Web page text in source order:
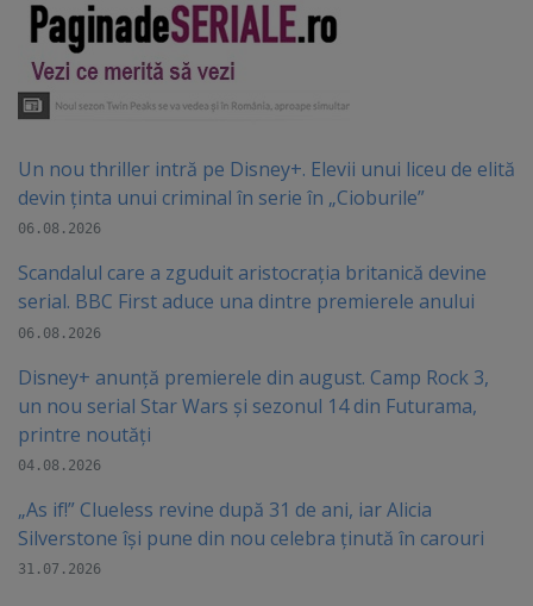
Un nou thriller intră pe Disney+. Elevii unui liceu de elită
devin ținta unui criminal în serie în „Cioburile”
06.08.2026
Scandalul care a zguduit aristocrația britanică devine
serial. BBC First aduce una dintre premierele anului
06.08.2026
Disney+ anunță premierele din august. Camp Rock 3,
un nou serial Star Wars și sezonul 14 din Futurama,
printre noutăți
04.08.2026
„As if!” Clueless revine după 31 de ani, iar Alicia
Silverstone își pune din nou celebra ținută în carouri
31.07.2026